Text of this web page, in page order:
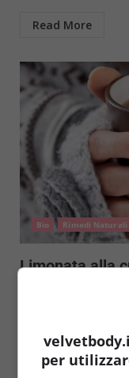
Read More
Bio Rimedi Naturali
Limonata alla
stress e
La curcuma è
quanto si possa
per